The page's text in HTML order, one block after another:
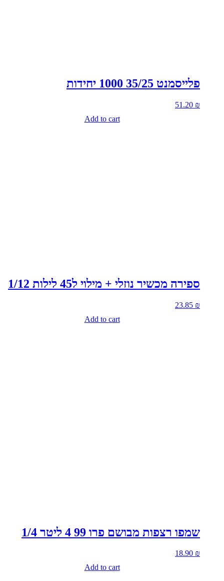
פלייסמנט 35/25 1000 יחידות
51.20 ₪
Add to cart
ספירה מכשיר נוזלי + מילוי ל45 לילות 1/12
23.85 ₪
Add to cart
שמפו רצפות מבושם פרו 99 4 ליטר 1/4
18.90 ₪
Add to cart